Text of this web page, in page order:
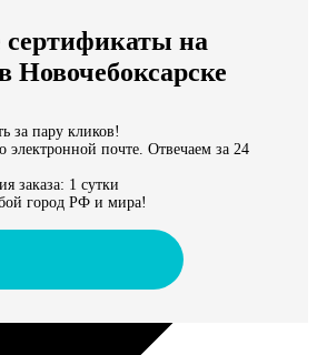
миру
на
Новочебоксарске
за пару кликов!
электронной почте. Отвечаем за 24
заказа: 1 сутки
город РФ и мира!